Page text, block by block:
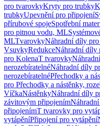
pro tvarovkyKryty pro trubky
trubkyUpevnění pro připojení
přírubové spojeSpotřební
pro pitnou vodu, ML
MLTvarovkyNáhradní díly
VsuvkyRedukceNáhradní díly
pro KolenaT tvarovky
nerozebíratelnéNáhradní díly
nerozebíratelnéPřechodky a
pro Přechodky a nástěnky,
VíčkaNástěnkyNáhradní díly
závitovým připojením
připojenímT tvarovky pro
vytápěníPřipojení pro vytápění